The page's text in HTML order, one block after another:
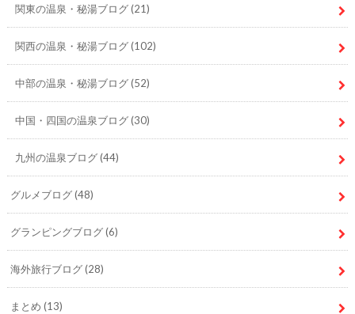
関東の温泉・秘湯ブログ(21)
関西の温泉・秘湯ブログ(102)
中部の温泉・秘湯ブログ(52)
中国・四国の温泉ブログ(30)
九州の温泉ブログ(44)
グルメブログ(48)
グランピングブログ(6)
海外旅行ブログ(28)
まとめ (13)